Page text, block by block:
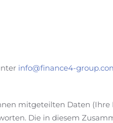
info@finance4-
mitgeteilten Daten (Ihre
Die in diesem